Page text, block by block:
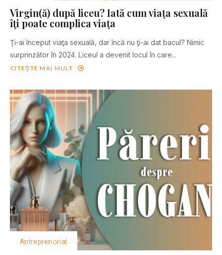
Virgin(ă) după liceu? Iată cum viaţa sexuală
îţi poate complica viaţa
Ţi-ai început viaţa sexuală, dar încă nu ţi-ai dat bacul? Nimic
surprinzător în 2024. Liceul a devenit locul în care...
CITEȘTE MAI MULT
Antreprenoriat